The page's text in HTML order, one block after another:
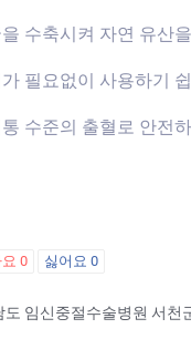
수축시켜 자연 유산
필요없이 사용하기
수준의 출혈로 안전
0 싫어요 0